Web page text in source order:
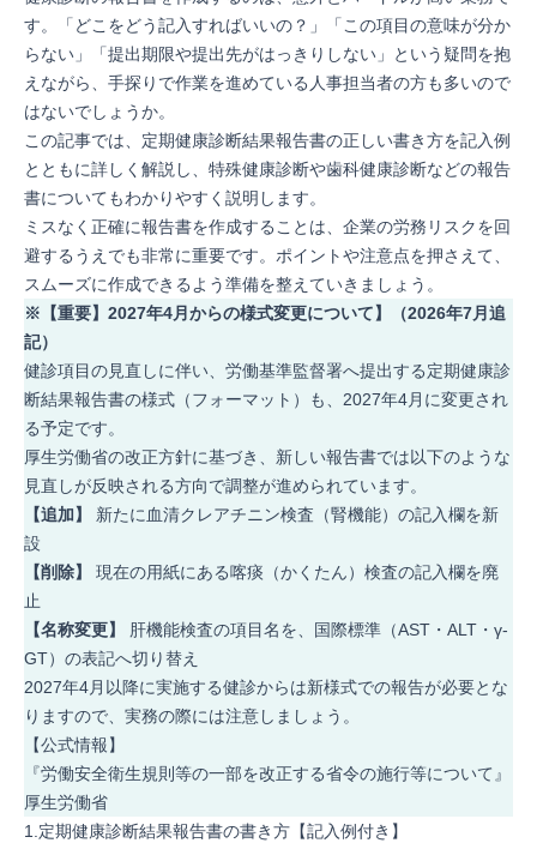
す。「どこをどう記入すればいいの？」「この項目の意味が分か
らない」「提出期限や提出先がはっきりしない」という疑問を抱
えながら、手探りで作業を進めている人事担当者の方も多いので
はないでしょうか。
この記事では、定期健康診断結果報告書の正しい書き方を記入例
とともに詳しく解説し、特殊健康診断や歯科健康診断などの報告
書についてもわかりやすく説明します。
ミスなく正確に報告書を作成することは、企業の労務リスクを回
避するうえでも非常に重要です。ポイントや注意点を押さえて、
スムーズに作成できるよう準備を整えていきましょう。
※【重要】2027年4月からの様式変更について】
（2026年7月追
記）
健診項目の見直しに伴い、労働基準監督署へ提出する定期健康診
断結果報告書の様式（フォーマット）も、2027年4月に変更され
る予定です。
厚生労働省の改正方針に基づき、新しい報告書では以下のような
見直しが反映される方向で調整が進められています。
【追加】
新たに血清クレアチニン検査（腎機能）の記入欄を新
設
【削除】
現在の用紙にある喀痰（かくたん）検査の記入欄を廃
止
【名称変更】
肝機能検査の項目名を、国際標準（AST・ALT・γ-
GT）の表記へ切り替え
2027年4月以降に実施する健診からは新様式での報告が必要とな
りますので、実務の際には注意しましょう。
【公式情報】
『労働安全衛生規則等の一部を改正する省令の施行等について 』
厚生労働省
1.定期健康診断結果報告書の書き方【記入例付き】